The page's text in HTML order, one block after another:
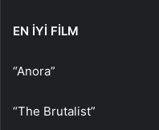
EN İYİ FİLM
“Anora”
“The Brutalist”